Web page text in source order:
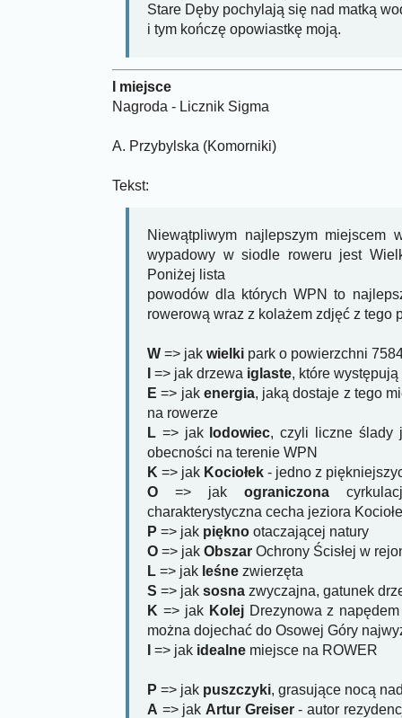
Stare Dęby pochylają się nad matką
i tym kończę opowiastkę moją.
I miejsce
Nagroda - Licznik Sigma
A. Przybylska (Komorniki)
Tekst:
Niewątpliwym najlepszym miejscem
wypadowy w siodle roweru jest
Poniżej lista
powodów dla których WPN to
rowerową wraz z kolażem zdjęć z tego
W => jak wielki park o powierzchni
=> jak drzewa iglaste, które
E => jak energia, jaką dostaje z tego
na rowerze
L => jak lodowiec, czyli liczne ślady
obecności na terenie WPN
K => jak Kociołek - jedno z
O => jak ograniczona
charakterystyczna cecha jeziora
P => jak piękno otaczającej natury
O => jak Obszar Ochrony Ścisłej w
L => jak leśne zwierzęta
S => jak sosna zwyczajna, gatunek
K => jak KolejDrezynowa z
można dojechać do Osowej Góry
=> jak idealne miejsce na ROWER
P => jak puszczyki, grasujące nocą
A => jak Artur Greiser- autor